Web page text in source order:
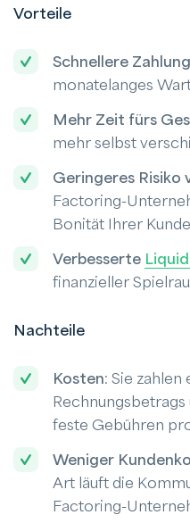
Vorteile
Schnellere Zahlung
monatelanges
Mehr Zeit fürs
mehr selbst
Geringeres Risiko
Factoring-
Bonität Ihrer
Verbesserte
finanzieller
Nachteile
Kosten: Sie zahlen
feste Gebühren
Weniger
Art läuft die
Factoring-